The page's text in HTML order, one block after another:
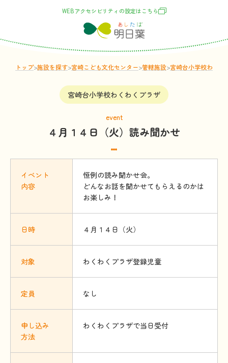
WEBアクセシビリティの設定はこちら
トップ>施設を探す>宮崎こども文化センター>管轄施設>宮崎台小学校わくわ
宮崎台小学校わくわくプラザ
event
４月１４日（火）読み聞かせ
イベント
内容
恒例の読み聞かせ会。
どんなお話を聞かせてもらえるのかは
お楽しみ！
日時 ４月１４日（火）
対象 わくわくプラザ登録児童
定員 なし
申 し込み
方法
わくわくプラザで当日受付